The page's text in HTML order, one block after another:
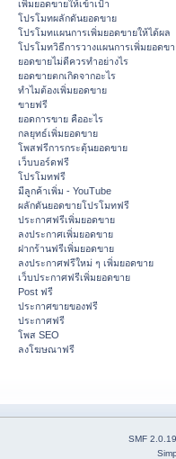
เพิ่มยอดขายให้เข้าเป้า
โปรโมทผลักดันยอดขาย
โปรโมทแผนการเพิ่มยอดขายให้ได้ผล
โปรโมทวิธีการวางแผนการเพิ่มยอดข
ยอดขายไม่ดีควรทำอย่างไร
ยอดขายตกเกิดจากอะไร
ทำไมต้องเพิ่มยอดขาย
ขายฟรี
ยอดการขาย คืออะไร
กลยุทธ์เพิ่มยอดขาย
โพสฟรีการกระตุ้นยอดขาย
เว็บบอร์ดฟรี
โปรโมทฟรี
มีลูกค้าเพิ่ม - YouTube
ผลักดันยอดขายโปรโมทฟรี
ประกาศฟรีเพิ่มยอดขาย
ลงประกาศเพิ่มยอดขาย
ฝากร้านฟรีเพิ่มยอดขาย
ลงประกาศฟรีใหม่ ๆ เพิ่มยอดขาย
เว็บประกาศฟรีเพิ่มยอดขาย
Post ฟรี
ประกาศขายของฟรี
ประกาศฟรี
โพส SEO
ลงโฆษณาฟรี
SMF 2.0.19